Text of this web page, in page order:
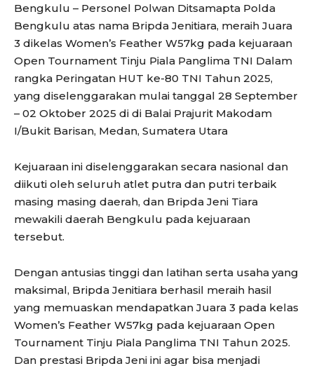
Bengkulu – Personel Polwan Ditsamapta Polda
Bengkulu atas nama Bripda Jenitiara, meraih Juara
3 dikelas Women’s Feather W57kg pada kejuaraan
Open Tournament Tinju Piala Panglima TNI Dalam
rangka Peringatan HUT ke-80 TNI Tahun 2025,
yang diselenggarakan mulai tanggal 28 September
– 02 Oktober 2025 di di Balai Prajurit Makodam
I/Bukit Barisan, Medan, Sumatera Utara
Kejuaraan ini diselenggarakan secara nasional dan
diikuti oleh seluruh atlet putra dan putri terbaik
masing masing daerah, dan Bripda Jeni Tiara
mewakili daerah Bengkulu pada kejuaraan
tersebut.
Dengan antusias tinggi dan latihan serta usaha yang
maksimal, Bripda Jenitiara berhasil meraih hasil
yang memuaskan mendapatkan Juara 3 pada kelas
Women’s Feather W57kg pada kejuaraan Open
Tournament Tinju Piala Panglima TNI Tahun 2025.
Dan prestasi Bripda Jeni ini agar bisa menjadi